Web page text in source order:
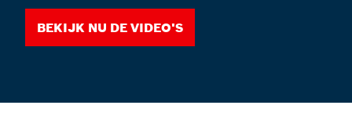
Bekijk nu de video's